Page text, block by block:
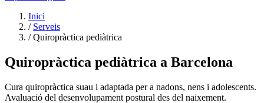
Inici
/ Serveis
/ Quiropràctica pediàtrica
Quiropràctica pediàtrica a Barcelona
Cura quiropràctica suau i adaptada per a nadons, nens i adolescents.
Avaluació del desenvolupament postural des del naixement.